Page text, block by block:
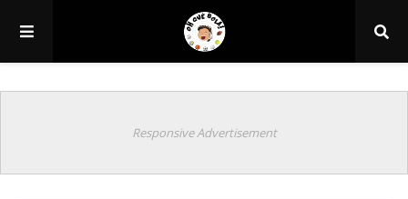
Responsive Advertisement